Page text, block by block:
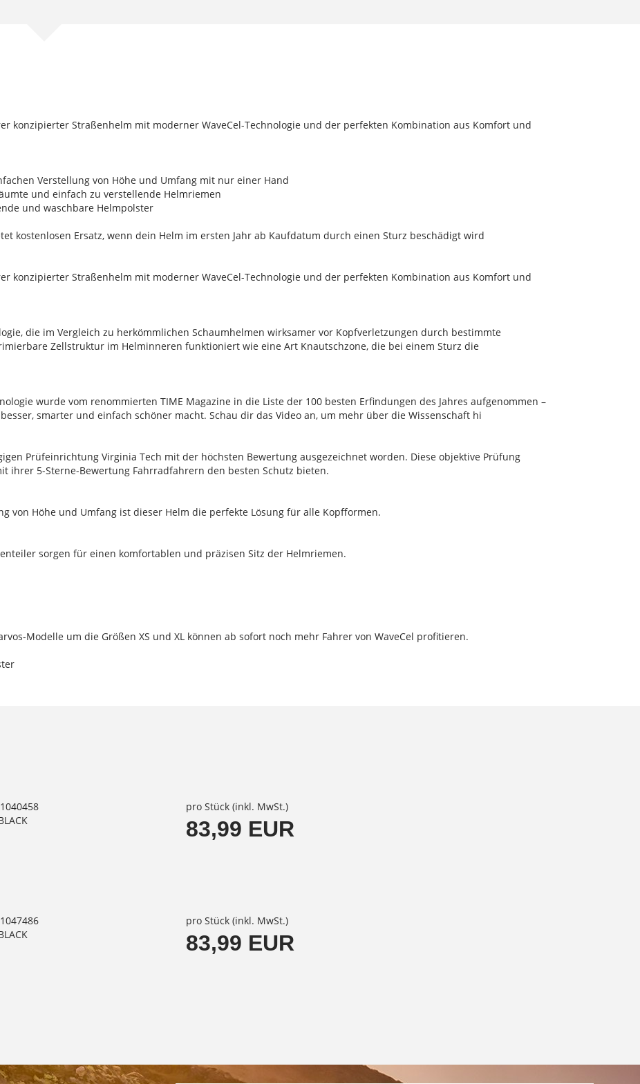
konzipierter Straßenhelm mit moderner WaveCel-Technologie und der perfekten Kombination aus Komfort und
Verstellung von Höhe und Umfang mit nur einer Hand
und einfach zu verstellende Helmriemen
und waschbare Helmpolster
kostenlosen Ersatz, wenn dein Helm im ersten Jahr ab Kaufdatum durch einen Sturz beschädigt wird
konzipierter Straßenhelm mit moderner WaveCel-Technologie und der perfekten Kombination aus Komfort und
die im Vergleich zu herkömmlichen Schaumhelmen wirksamer vor Kopfverletzungen durch bestimmte
Zellstruktur im Helminneren funktioniert wie eine Art Knautschzone, die bei einem Sturz die
wurde vom renommierten TIME Magazine in die Liste der 100 besten Erfindungen des Jahres aufgenommen –
smarter und einfach schöner macht. Schau dir das Video an, um mehr über die Wissenschaft hi
Prüfeinrichtung Virginia Tech mit der höchsten Bewertung ausgezeichnet worden. Diese objektive Prüfung
ihrer 5-Sterne-Bewertung Fahrradfahrern den besten Schutz bieten.
von Höhe und Umfang ist dieser Helm die perfekte Lösung für alle Kopfformen.
sorgen für einen komfortablen und präzisen Sitz der Helmriemen.
Modelle um die Größen XS und XL können ab sofort noch mehr Fahrer von WaveCel profitieren.
pro Stück (inkl. MwSt.)
83,99 EUR
pro Stück (inkl. MwSt.)
83,99 EUR